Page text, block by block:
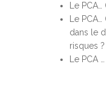
Le
Le
dans le
risques ?
Le PCA